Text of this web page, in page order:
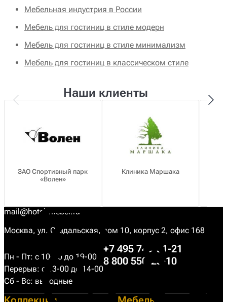
Мебельная индустрия в России
Мебель для гостиниц в стиле модерн
Мебель для гостиниц в стиле минимализм
Мебель для гостиниц в классическом стиле
Наши клиенты
ЗАО Спортивный парк
«Волен»
Клиника Маршака
mail@hotel-mebel.ru
Москва, ул. Суздальская, дом 10, корпус 2, офис 168
Пн - Пт: с 10-00 до 19-00
Перерыв: с 13-00 до 14-00
Сб - Вс: выходные
+7 495 749-31-21
8 800 550-25-10